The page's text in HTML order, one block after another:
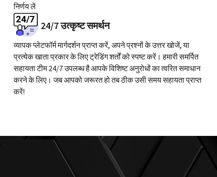
निर्णय लें
24/7 उत्कृष्ट समर्थन
व्यापक प्लेटफॉर्म मार्गदर्शन प्राप्त करें, अपने प्रश्नों के उत्तर खोजें, या
प्रत्येक खाता प्रकार के लिए ट्रेडिंग शर्तों को स्पष्ट करें। हमारी समर्पित
सहायता टीम 24/7 उपलब्ध है आपके विशिष्ट अनुरोधों का त्वरित समाधान
करने के लिए। जब आपको जरूरत हो तब ठीक उसी समय सहायता प्राप्त
करें!